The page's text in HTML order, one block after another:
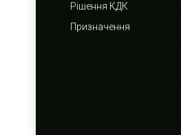
Рішення КДК
Призначення